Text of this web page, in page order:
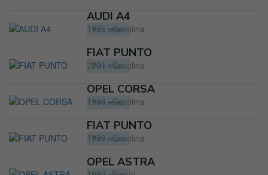
Para peças
AUDI A4
1995 - Gasolina
Para peças
FIAT PUNTO
2001 - Gasolina
Para peças
OPEL CORSA
1994 - Gasolina
Para peças
FIAT PUNTO
1999 - Gasolina
OPEL ASTRA